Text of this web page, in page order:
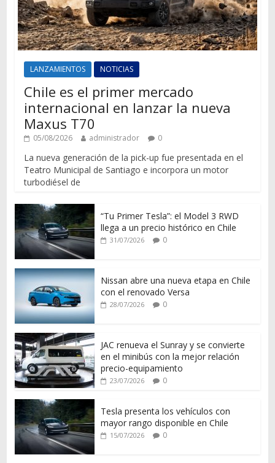
LANZAMIENTOS NOTICIAS
Chile es el primer mercado
internacional en lanzar la nueva
Maxus T70
05/08/2026 administrador 0
La nueva generación de la pick-up fue presentada en el
Teatro Municipal de Santiago e incorpora un motor
turbodiésel de
“Tu Primer Tesla”: el Model 3 RWD
llega a un precio histórico en Chile
31/07/2026 0
Nissan abre una nueva etapa en Chile
con el renovado Versa
28/07/2026 0
JAC renueva el Sunray y se convierte
en el minibús con la mejor relación
precio-equipamiento
23/07/2026 0
Tesla presenta los vehículos con
mayor rango disponible en Chile
15/07/2026 0